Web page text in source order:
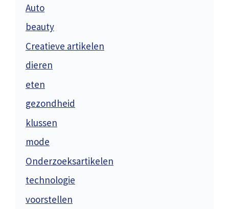
Auto
beauty
Creatieve artikelen
dieren
eten
gezondheid
klussen
mode
Onderzoeksartikelen
technologie
voorstellen